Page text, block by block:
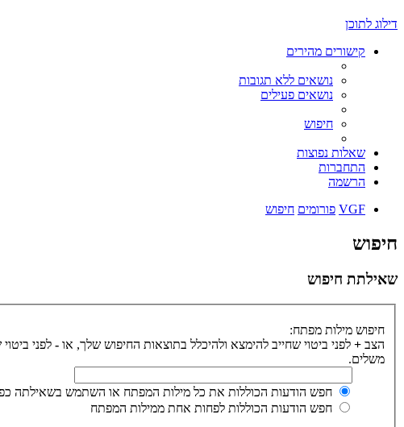
דילוג לתוכן
קישורים מהירים
נושאים ללא תגובות
נושאים פעילים
חיפוש
שאלות נפוצות
התחברות
הרשמה
VGF פורומים חיפוש
חיפוש
שאילתת חיפוש
חיפוש מילות מפתח:
הצב + לפני ביטוי שחייב להימצא ולהיכלל בתוצאות החיפוש שלך, או - לפני
משלים.
חפש הודעות הכוללות את כל מילות המפתח או השתמש בשאילתה
חפש הודעות הכוללות לפחות אחת ממילות המפתח